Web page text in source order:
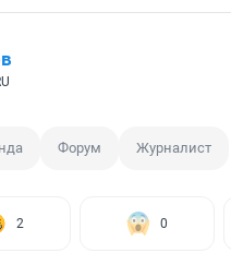
Форум Журналист
2 0